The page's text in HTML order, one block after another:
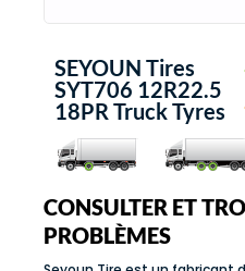
SEYOUN Tires
SYT706 12R22.5
18PR Truck Tyres
CONSULTER ET
PROBLÈMES